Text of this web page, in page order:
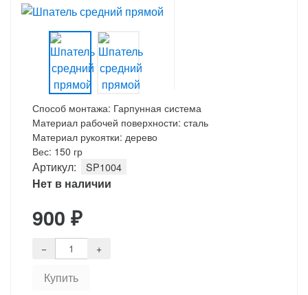
Способ монтажа: Гарпунная система
Материал рабочей поверхности: сталь
Материал рукоятки: дерево
Вес: 150 гр
Артикул: SP1004
Нет в наличии
900 ₽